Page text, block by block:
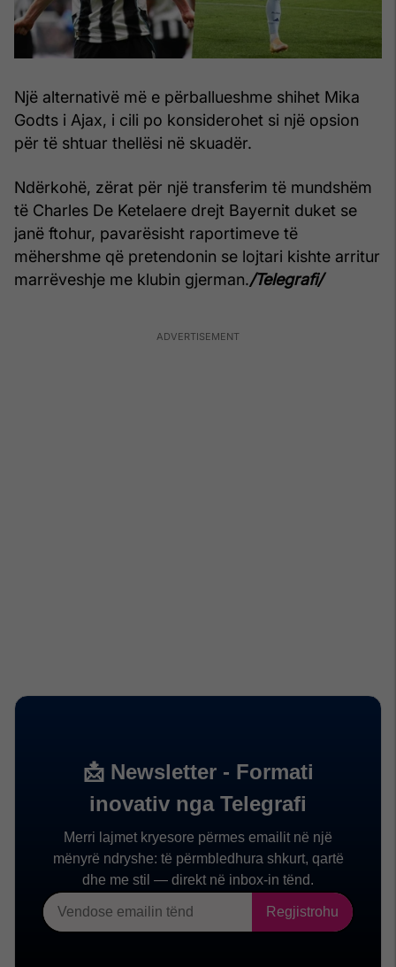
Një alternativë më e përballueshme shihet Mika
Godts i Ajax, i cili po konsiderohet si një opsion
për të shtuar thellësi në skuadër.
Ndërkohë, zërat për një transferim të mundshëm
të Charles De Ketelaere drejt Bayernit duket se
janë ftohur, pavarësisht raportimeve të
mëhershme që pretendonin se lojtari kishte arritur
marrëveshje me klubin gjerman./Telegrafi/